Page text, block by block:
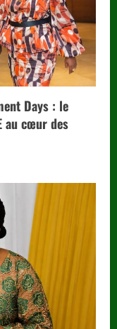
Days : le
au cœur des